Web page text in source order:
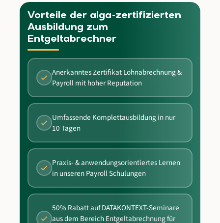
Vorteile der alga-zertifizierten
Ausbildung zum
Entgeltabrechner
Anerkanntes Zertifikat Lohnabrechnung &
Payroll mit hoher Reputation
Umfassende Komplettausbildung in nur
10 Tagen
Praxis- & anwendungsorientiertes Lernen
in unseren Payroll Schulungen
50% Rabatt auf DATAKONTEXT-Seminare
aus dem Bereich Entgeltabrechnung für